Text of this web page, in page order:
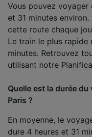
Vous pouvez voyager
et 31 minutes
cette route chaque
Le train le plus rapide
minutes. Retrouvez
utilisant notre
Quelle est la durée
Paris ?
En moyenne, le
dure 4 heures et 31